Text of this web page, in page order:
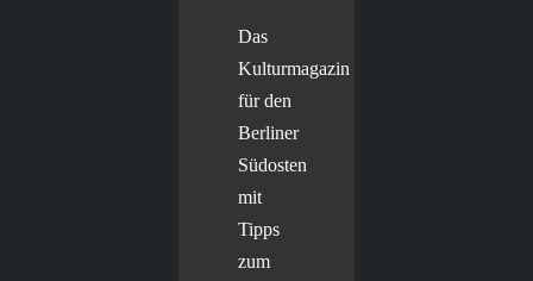
Das
Kulturmagazin
für den
Berliner
Südosten
mit
Tipps
zum